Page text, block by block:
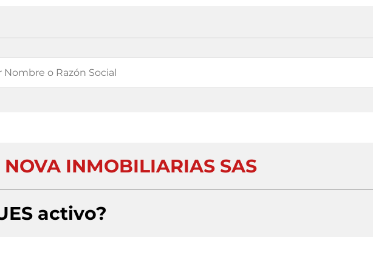
NOVA INMOBILIARIAS SAS
activo?